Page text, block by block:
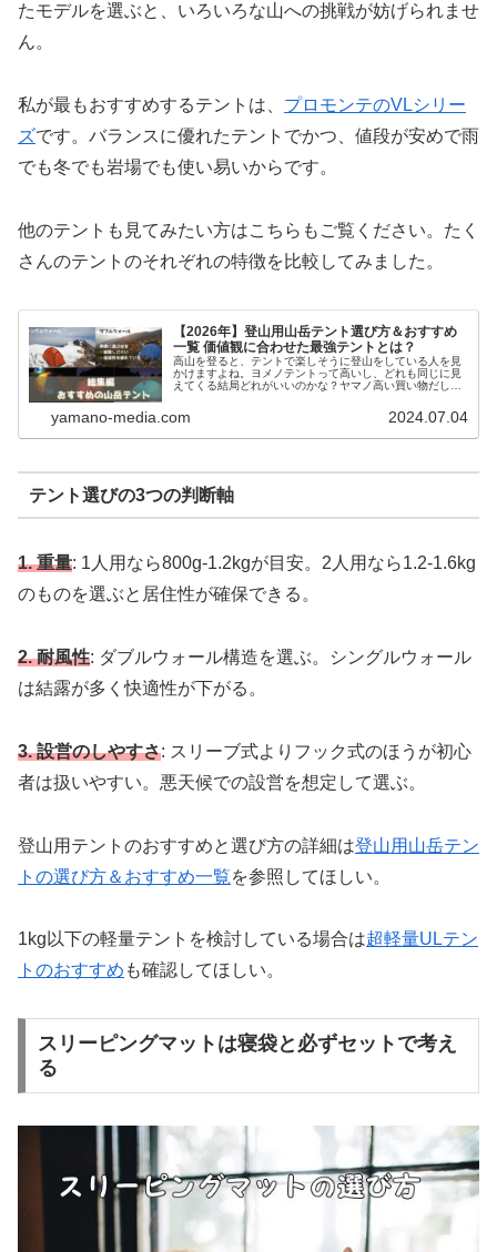
たモデルを選ぶと、いろいろな山への挑戦が妨げられませ
ん。
私が最もおすすめするテントは、 プロモンテのVLシリー
ズです。バランスに優れたテントでかつ、値段が安めで雨
でも冬でも岩場でも使い易いからです。
他のテントも見てみたい方はこちらもご覧ください。たく
さんのテントのそれぞれの特徴を比較してみました。
【2026年】登山用山岳テント選び方＆おすすめ
一覧 価値観に合わせた最強テントとは？
高山を登ると、テントで楽しそうに登山をしている人を見
かけますよね。ヨメノテントって高いし、どれも同じに見
えてくる結局どれがいいのかな？ヤマノ高い買い物だし、
yamano-media.com 2024.07.04
テント選びの3つの判断軸
1. 重量: 1人用なら800g-1.2kgが目安。2人用なら1.2-1.6kg
のものを選ぶと居住性が確保できる。
2. 耐風性: ダブルウォール構造を選ぶ。シングルウォール
は結露が多く快適性が下がる。
3. 設営のしやすさ: スリーブ式よりフック式のほうが初心
者は扱いやすい。悪天候での設営を想定して選ぶ。
登山用テントのおすすめと選び方の詳細は登山用山岳テン
トの選び方＆おすすめ一覧を参照してほしい。
1kg以下の軽量テントを検討している場合は超軽量ULテン
トのおすすめ も確認してほしい。
スリーピングマットは寝袋と必ずセットで考え
る